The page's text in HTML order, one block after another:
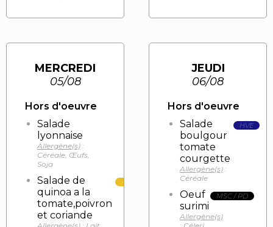
MERCREDI
05/08
Hors d'oeuvre
Salade
lyonnaise
Allergène(s) :
Céréale, Œufs,
Soja
Salade de
quinoa a la
tomate,poivron
et coriande
AOP/AOC
JEUDI
06/08
Hors d'oeuvre
Salade
boulgour
tomate
courgette
Allergène(s) :
Céréale
HVE
Oeuf
surimi
Allergène(s)
MSC / PD